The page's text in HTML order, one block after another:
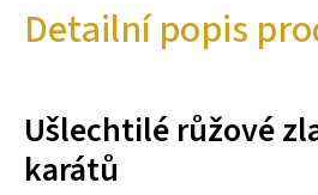
Detailní popis
Ušlechtilé růžové
karátů